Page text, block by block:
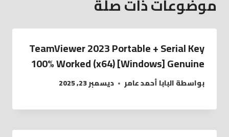
موضوعات ذات صلة
TeamViewer 2023 Portable + Serial Key
100% Worked (x64) [Windows] Genuine
بواسطةالبابا أحمد عامر ديسمبر 23, 2025